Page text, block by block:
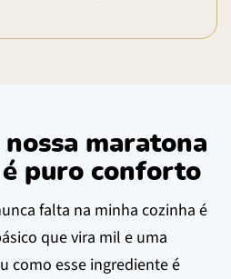
maratona
puro conforto
falta na minha cozinha é
que vira mil e uma
como esse ingrediente é